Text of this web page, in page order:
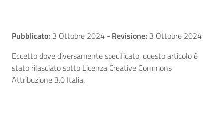
Pubblicato: 3 Ottobre 2024 - Revisione: 3 Ottobre 2024
Eccetto dove diversamente specificato, questo articolo è
stato rilasciato sotto Licenza Creative Commons
Attribuzione 3.0 Italia.